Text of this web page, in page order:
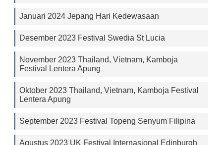
Januari 2024 Jepang Hari Kedewasaan
Desember 2023 Festival Swedia St Lucia
November 2023 Thailand, Vietnam, Kamboja
Festival Lentera Apung
Oktober 2023 Thailand, Vietnam, Kamboja Festival
Lentera Apung
September 2023 Festival Topeng Senyum Filipina
Agustus 2023 UK Festival Internasional Edinburgh